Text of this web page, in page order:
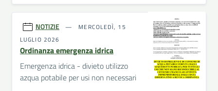
NOTIZIE
MERCOLEDÌ, 15
LUGLIO 2026
Ordinanza emergenza idrica
Emergenza idrica - divieto utilizzo
azqua potabile per usi non necessari